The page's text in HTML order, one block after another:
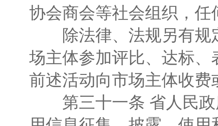
协会商会等社会组织，
除法律、法规另有规
场主体参加评比、达标
前述活动向市场主体收费
第三十一条 省人民政